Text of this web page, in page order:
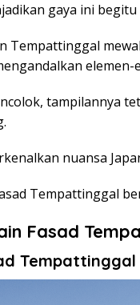
gaya ini
Tempattinggal
tampilannya
nuansa
Tempattinggal
Fasad